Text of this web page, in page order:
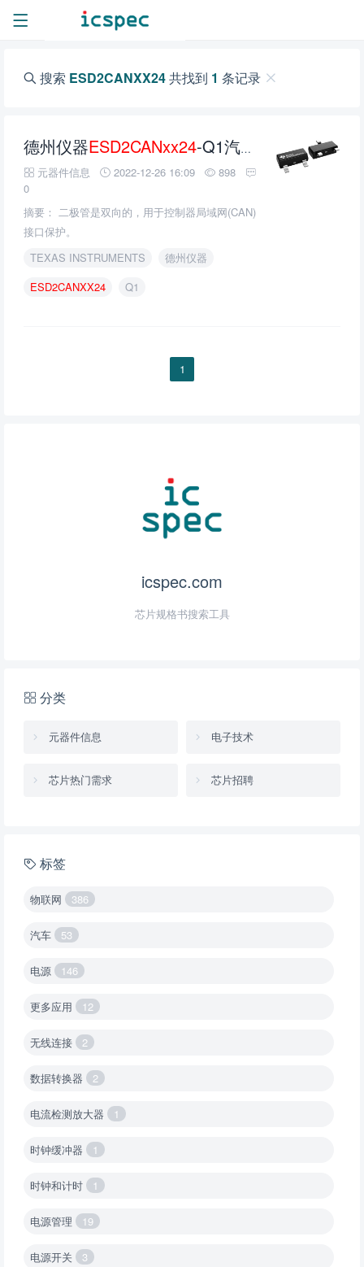
搜索 ESD2CANXX24共找到 1 条记录
德州仪器ESD2CANxx24-Q1汽车ESD保护二极管的介绍、特性、及应用
元器件信息 2022-12-26 16:09
898
0
摘要： 二极管是双向的，用于控制器局域网(CAN)
接口保护。
TEXAS INSTRUMENTS
德州仪器
ESD2CANXX24
Q1
1
icspec.com
芯片规格书搜索工具
分类
元器件信息 电子技术
芯片热门需求 芯片招聘
标签
物联网 386
汽车 53
电源 146
更多应用 12
无线连接 2
数据转换器 2
电流检测放大器 1
时钟缓冲器 1
时钟和计时 1
电源管理 19
电源开关 3